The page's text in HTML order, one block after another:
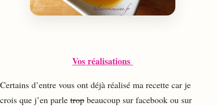
Vos réalisations
Certains d’entre vous ont déjà réalisé ma recette car je
crois que j’en parle trop beaucoup sur facebook ou sur